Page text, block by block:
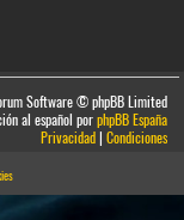
Software © phpBB Limited
al español porphpBB España
Privacidad|Condiciones